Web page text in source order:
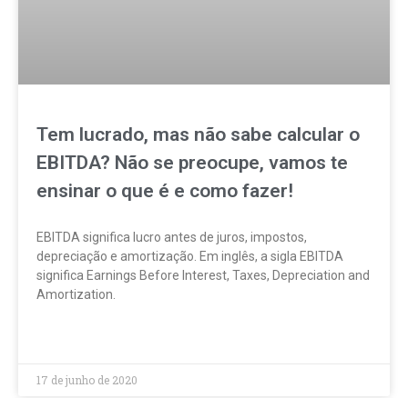
Tem lucrado, mas não sabe calcular o
EBITDA? Não se preocupe, vamos te
ensinar o que é e como fazer!
EBITDA significa lucro antes de juros, impostos,
depreciação e amortização. Em inglês, a sigla EBITDA
significa Earnings Before Interest, Taxes, Depreciation and
Amortization.
17 de junho de 2020